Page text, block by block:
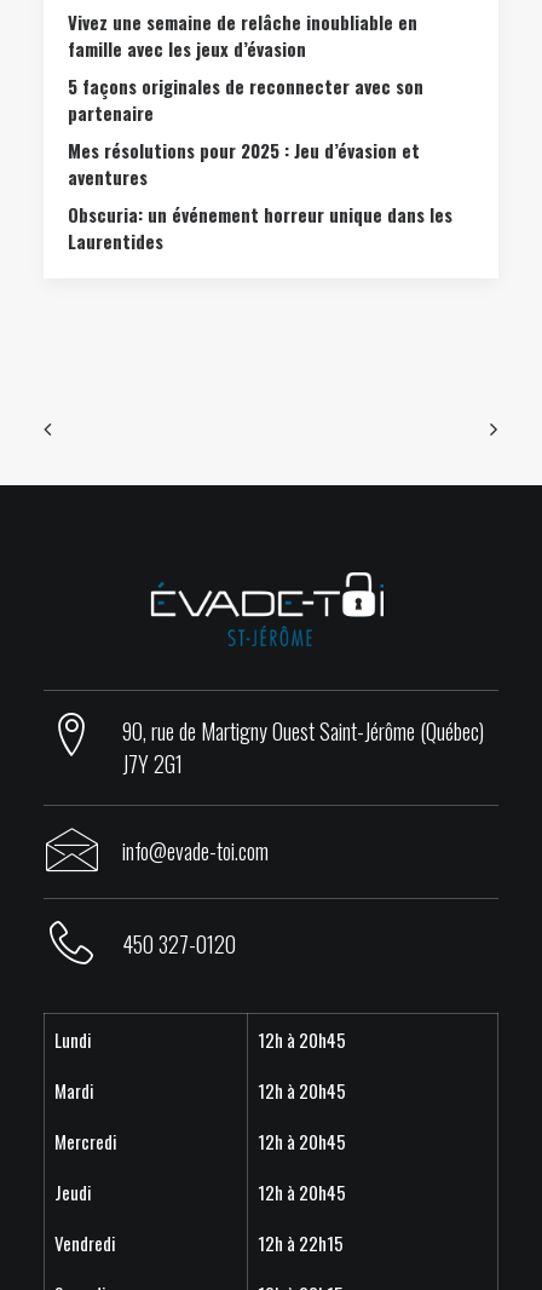
Vivez une semaine de relâche inoubliable en
famille avec les jeux d’évasion
5 façons originales de reconnecter avec son
partenaire
Mes résolutions pour 2025 : Jeu d’évasion et
aventures
Obscuria: un événement horreur unique dans les
Laurentides
90, rue de Martigny Ouest Saint-Jérôme (Québec)
J7Y 2G1
info@evade-toi.com
450 327-0120
Lundi
12h à 20h45
Mardi
12h à 20h45
Mercredi
12h à 20h45
Jeudi
12h à 20h45
Vendredi
12h à 22h15